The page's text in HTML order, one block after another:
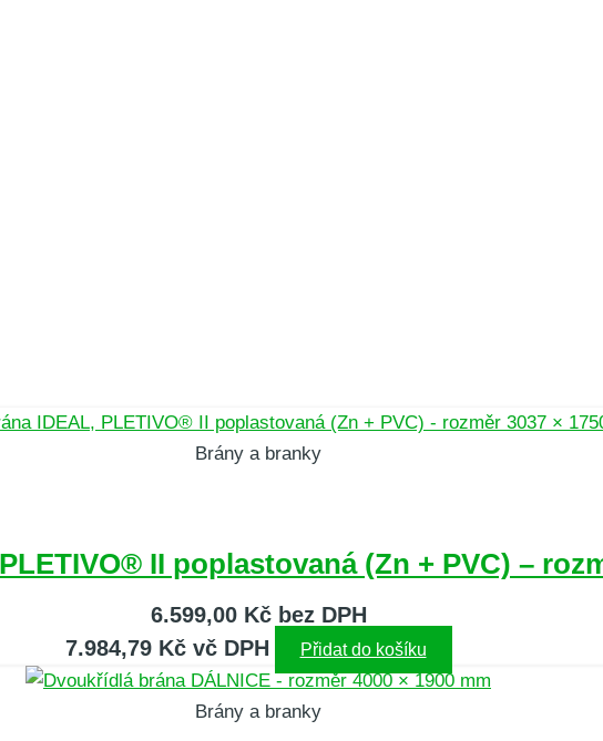
Brány a branky
II poplastovaná (Zn + PVC) –
6.599,00 Kčbez DPH
7.984,79 Kčvč DPH Přidat do košíku
Brány a branky